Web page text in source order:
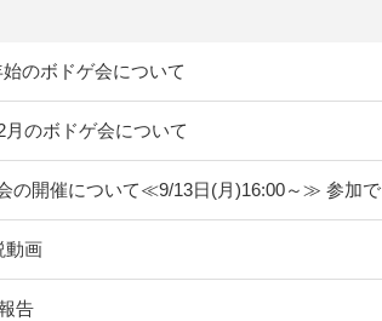
のボドゲ会について
月のボドゲ会について
の開催について≪9/13日(月)16:00～≫ 参加
動画
告